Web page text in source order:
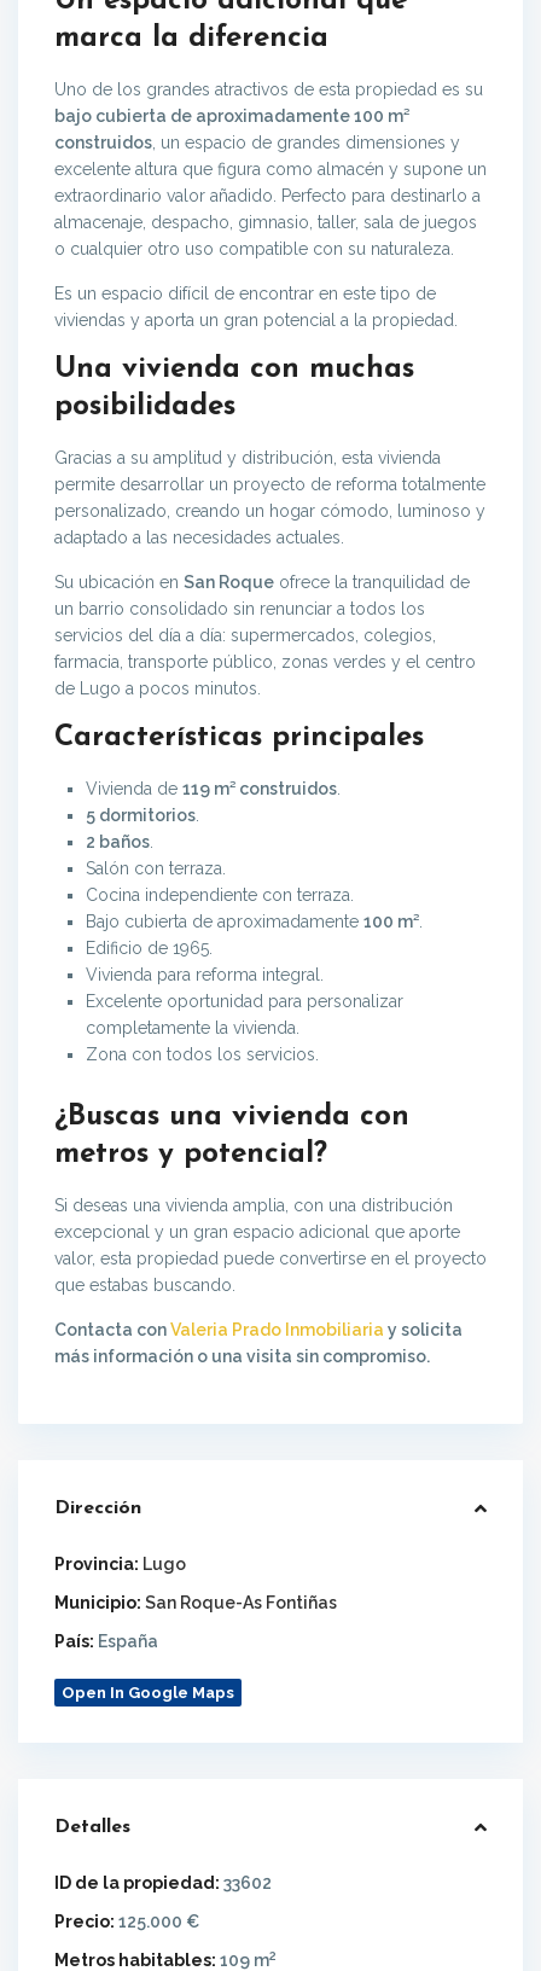
marca la diferencia
Uno de los grandes atractivos de esta propiedad es su
bajo cubierta de aproximadamente 100 m²
construidos , un espacio de grandes dimensiones y
excelente altura que figura como almacén y supone un
extraordinario valor añadido. Perfecto para destinarlo a
almacenaje, despacho, gimnasio, taller, sala de juegos
o cualquier otro uso compatible con su naturaleza.
Es un espacio difícil de encontrar en este tipo de
viviendas y aporta un gran potencial a la propiedad.
Una vivienda con muchas
posibilidades
Gracias a su amplitud y distribución, esta vivienda
permite desarrollar un proyecto de reforma totalmente
personalizado, creando un hogar cómodo, luminoso y
adaptado a las necesidades actuales.
Su ubicación en San Roque ofrece la tranquilidad de
un barrio consolidado sin renunciar a todos los
servicios del día a día: supermercados, colegios,
farmacia, transporte público, zonas verdes y el centro
de Lugo a pocos minutos.
Características principales
Vivienda de 119 m² construidos
5 dormitorios
2 baños
Salón con terraza.
Cocina independiente con terraza.
Bajo cubierta de aproximadamente 100 m²
Edificio de 1965.
Vivienda para reforma integral.
Excelente oportunidad para personalizar
completamente la vivienda.
Zona con todos los servicios.
¿Buscas una vivienda con
metros y potencial?
Si deseas una vivienda amplia, con una distribución
excepcional y un gran espacio adicional que aporte
valor, esta propiedad puede convertirse en el proyecto
que estabas buscando.
Contacta conValeria Prado Inmobiliaria y solicita
más información o una visita sin compromiso.
Dirección
Provincia: Lugo
Municipio: San Roque-As Fontiñas
País: España
Open In Google Maps
Detalles
ID de la propiedad: 33602
Precio: 125.000 €
Metros habitables: 109 m2